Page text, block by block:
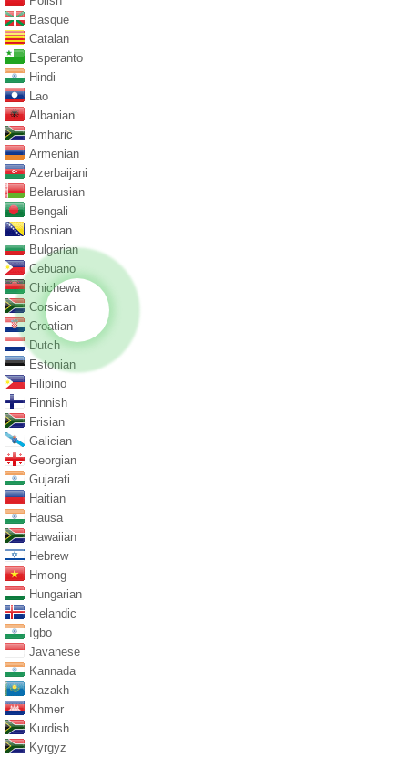
Basque
Catalan
Esperanto
Hindi
Lao
Albanian
Amharic
Armenian
Azerbaijani
Belarusian
Bengali
Bosnian
Bulgarian
Cebuano
Chichewa
Corsican
Croatian
Dutch
Estonian
Filipino
Finnish
Frisian
Galician
Georgian
Gujarati
Haitian
Hausa
Hawaiian
Hebrew
Hmong
Hungarian
Icelandic
Igbo
Javanese
Kannada
Kazakh
Khmer
Kurdish
Kyrgyz